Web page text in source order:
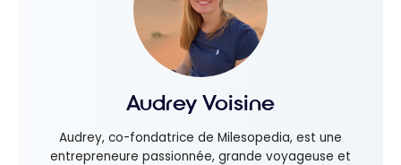
Audrey Voisine
Audrey, co-fondatrice de Milesopedia, est une
entrepreneure passionnée, grande voyageuse et